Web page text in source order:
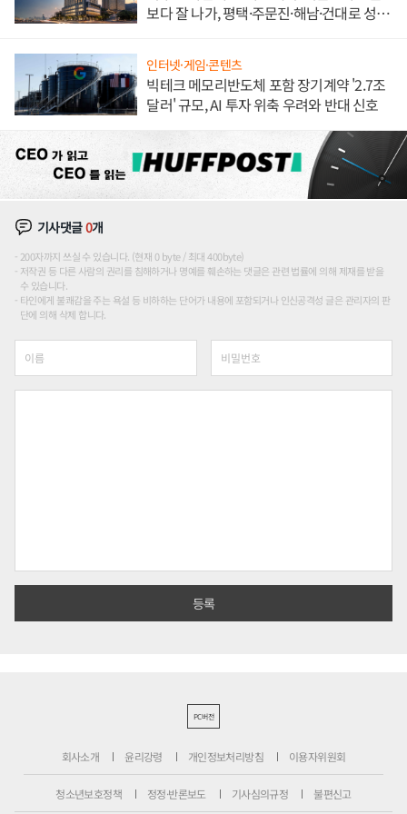
보다 잘 나가, 평택·주문진·해남·건대로 성
인터넷·게임·콘텐츠
빅테크 메모리반도체 포함 장기계약 '2.7조
달러' 규모, AI 투자 위축 우려와 반대 신호
기사댓글0개
200자까지 쓰실 수 있습니다. (현재 0 byte / 최대 400byte)
저작권 등 다른 사람의 권리를 침해하거나 명예를 훼손하는 댓글은 관련 법률에 의해 제재를 받을
수 있습니다.
타인에게 불쾌감을 주는 욕설 등 비하하는 단어가 내용에 포함되거나 인신공격성 글은 관리자의 판
단에 의해 삭제 합니다.
PC버전
회사소개 윤리강령 개인정보처리방침 이용자위원회
청소년보호정책 정정·반론보도 기사심의규정 불편신고